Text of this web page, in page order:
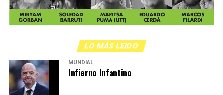
LO MÁS LEIDO
MUNDIAL
Infierno Infantino